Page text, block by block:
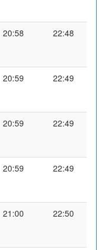
20:58 22:48
20:59 22:49
20:59 22:49
20:59 22:49
21:00 22:50